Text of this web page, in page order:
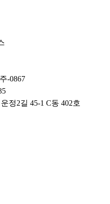
-0867
정2길 45-1 C동 402호